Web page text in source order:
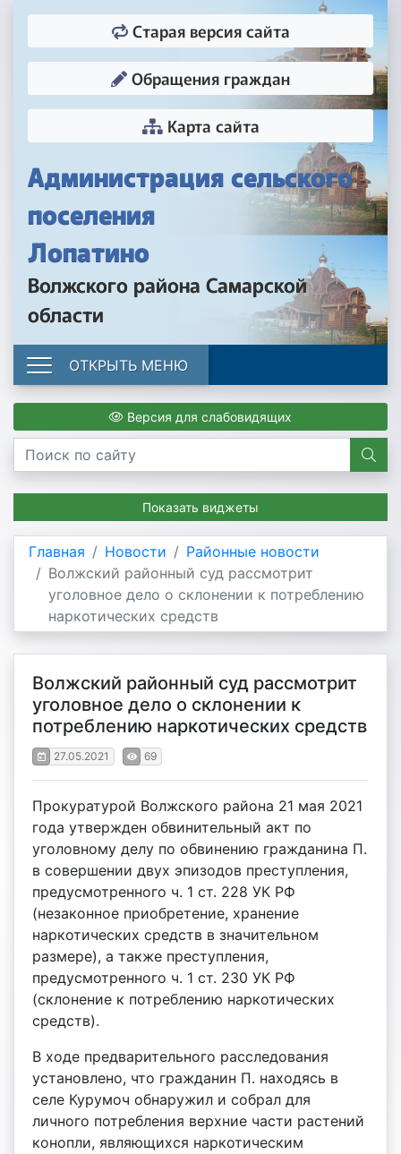
Администрация сельского
поселения
Лопатино
Волжского района Самарской
области
Старая версия сайта
Обращения граждан
Карта сайта
ОТКРЫТЬ МЕНЮ
Версия для слабовидящих
Показать виджеты
Главная Новости
Районные новости
Волжский районный суд рассмотрит
уголовное дело о склонении к потреблению
наркотических средств
Волжский районный суд рассмотрит
уголовное дело о склонении к
потреблению наркотических средств
27.05.2021 69
Прокуратурой Волжского района 21 мая 2021
года утвержден обвинительный акт по
уголовному делу по обвинению гражданина П.
в совершении двух эпизодов преступления,
предусмотренного ч. 1 ст. 228 УК РФ
(незаконное приобретение, хранение
наркотических средств в значительном
размере), а также преступления,
предусмотренного ч. 1 ст. 230 УК РФ
(склонение к потреблению наркотических
средств).
В ходе предварительного расследования
установлено, что гражданин П. находясь в
селе Курумоч обнаружил и собрал для
личного потребления верхние части растений
конопли, являющихся наркотическим